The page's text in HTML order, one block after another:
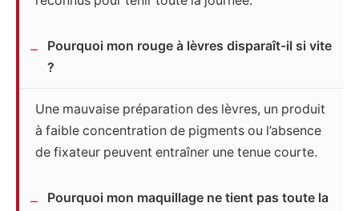
Pourquoi mon rouge à lèvres disparaît-il si vite
?
Une mauvaise préparation des lèvres, un produit
à faible concentration de pigments ou l’absence
de fixateur peuvent entraîner une tenue courte.
Pourquoi mon maquillage ne tient pas toute la